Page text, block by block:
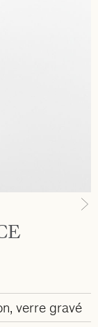
verre gravé